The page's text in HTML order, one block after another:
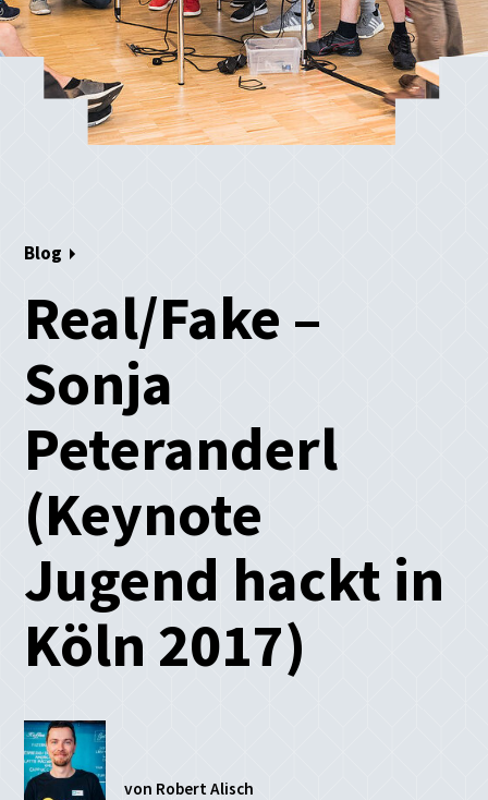
Blog
Real/Fake –
Sonja
Peteranderl
(Keynote
Jugend hackt in
Köln 2017)
von Robert Alisch